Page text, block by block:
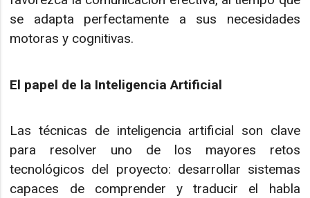
se adapta perfectamente a sus necesidades
motoras y cognitivas.
El papel de la Inteligencia Artificial
Las técnicas de inteligencia artificial son clave
para resolver uno de los mayores retos
tecnológicos del proyecto: desarrollar sistemas
capaces de comprender y traducir el habla